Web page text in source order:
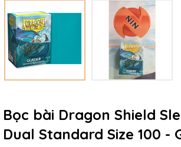
Bọc bài Dragon Shield
Dual Standard Size 100 -